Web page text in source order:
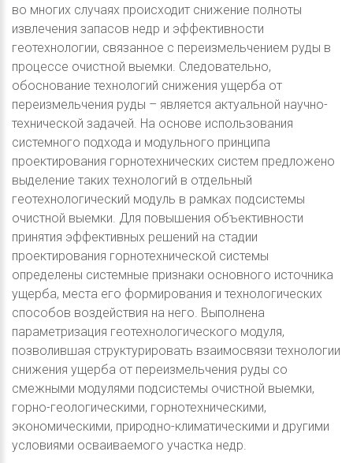
во многих случаях происходит снижение полноты
извлечения запасов недр и эффективности
геотехнологии, связанное с переизмельчением руды в
процессе очистной выемки. Следовательно,
обоснование технологий снижения ущерба от
переизмельчения руды – является актуальной научно-
технической задачей. На основе использования
системного подхода и модульного принципа
проектирования горнотехнических систем предложено
выделение таких технологий в отдельный
геотехнологический модуль в рамках подсистемы
очистной выемки. Для повышения объективности
принятия эффективных решений на стадии
проектирования горнотехнической системы
определены системные признаки основного источника
ущерба, места его формирования и технологических
способов воздействия на него. Выполнена
параметризация геотехнологического модуля,
позволившая структурировать взаимосвязи технологии
снижения ущерба от переизмельчения руды со
смежными модулями подсистемы очистной выемки,
горно-геологическими, горнотехническими,
экономическими, природно-климатическими и другими
условиями осваиваемого участка недр.